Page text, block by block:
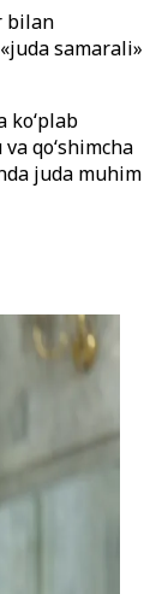
bilan
samarali»
ko‘plab
qo‘shimcha
juda muhim